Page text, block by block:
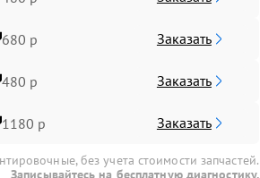
680 р Заказать
480 р Заказать
1180 р Заказать
без учета стоимости запчастей.
Записывайтесь на бесплатную диагностику.